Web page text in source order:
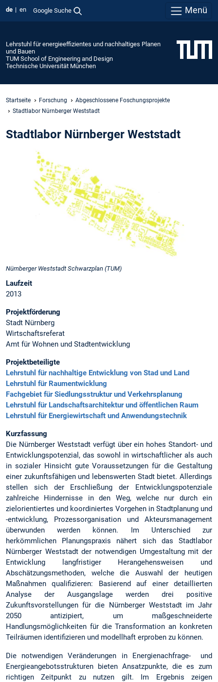
de en Google Suche Menü
Lehrstuhl für energieeffizientes und nachhaltiges Planen
und Bauen
TUM School of Engineering and Design
Technische Universität München
Startseite Forschung
Abgeschlossene Foschungsprojekte
Stadtlabor Nürnberger Weststadt
Stadtlabor Nürnberger Weststadt
Nürnberger Weststadt Schwarzplan (TUM)
Laufzeit
2013
Projektförderung
Stadt Nürnberg
Wirtschaftsreferat
Amt für Wohnen und Stadtentwicklung
Projektbeteiligte
Lehrstuhl für nachhaltige Entwicklung von Stad und Land
Lehrstuhl für Raumentwicklung
Fachgebiet für Siedlungsstruktur und Verkehrsplanung
Lehrstuhl für Landschaftsarchitektur und öffentlichen Raum
Lehrstuhl für Energiewirtschaft und Anwendungstechnik
Kurzfassung
Die Nürnberger Weststadt verfügt über ein hohes Standort- und
Entwicklungspotenzial, das sowohl in wirtschaftlicher als auch
in sozialer Hinsicht gute Voraussetzungen für die Gestaltung
einer zukunftsfähigen und lebenswerten Stadt bietet. Allerdings
stellen sich der Erschließung der Entwicklungspotenziale
zahlreiche Hindernisse in den Weg, welche nur durch ein
zielorientiertes und koordiniertes Vorgehen in Stadtplanung und
-entwicklung, Prozessorganisation und Akteursmanagement
überwunden werden können. Im Unterschied zur
herkömmlichen Planungspraxis nähert sich das Stadtlabor
Nürnberger Weststadt der notwendigen Umgestaltung mit der
Entwicklung langfristiger Herangehensweisen und
Abschätzungsmethoden, welche die Auswahl der heutigen
Maßnahmen qualifizieren: Basierend auf einer detaillierten
Analyse der Ausgangslage werden drei positive
Zukunftsvorstellungen für die Nürnberger Weststadt im Jahr
2050 antizipiert, um maßgeschneiderte
Handlungsmöglichkeiten für die Transformation an konkreten
Teilräumen identifizieren und modellhaft erproben zu können.
Die notwendigen Veränderungen in Energienachfrage- und
Energieangebotsstrukturen bieten Ansatzpunkte, die es zum
richtigen Zeitpunkt zu nutzen gilt. Im Ergebnis zeigen